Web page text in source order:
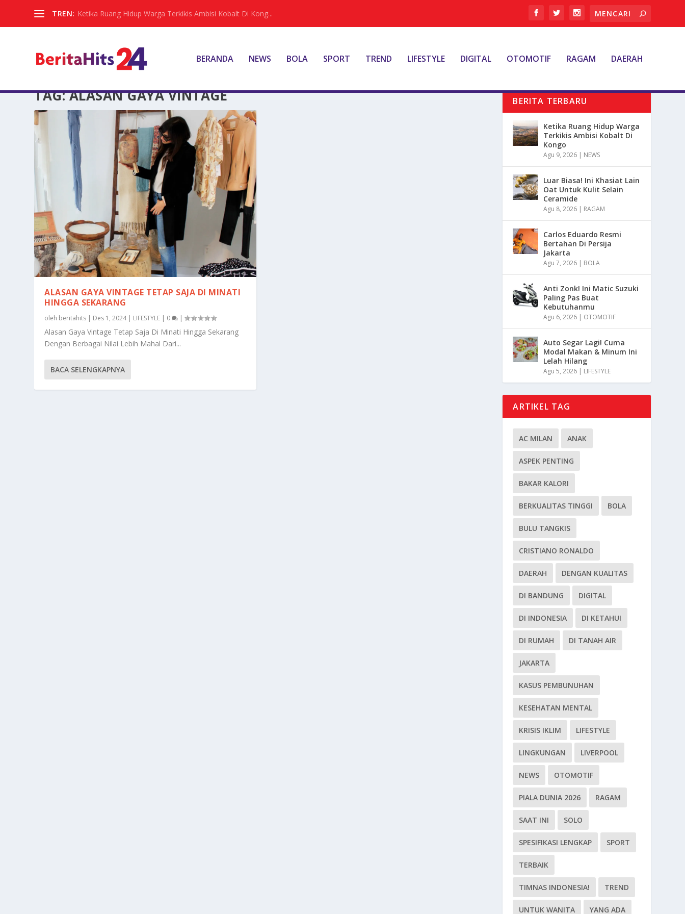
TREN: Ketika Ruang Hidup Warga Terkikis Ambisi Kobalt Di Kong...
BERANDA NEWS BOLA SPORT TREND LIFESTYLE DIGITAL OTOMOTIF RAGAM DAERAH
TAG:ALASAN GAYA VINTAGE
ALASAN GAYA VINTAGE TETAP SAJA DI MINATI
HINGGA SEKARANG
oleh beritahits | Des 1, 2024| LIFESTYLE | 0 |
Alasan Gaya Vintage Tetap Saja Di Minati Hingga Sekarang
Dengan Berbagai Nilai Lebih Mahal Dari...
BACA SELENGKAPNYA
BERITA TERBARU
Ketika Ruang Hidup Warga
Terkikis Ambisi Kobalt Di
Kongo
Agu 9, 2026 | NEWS
Luar Biasa! Ini Khasiat Lain
Oat Untuk Kulit Selain
Ceramide
Agu 8, 2026 | RAGAM
Carlos Eduardo Resmi
Bertahan Di Persija
Jakarta
Agu 7, 2026 | BOLA
Anti Zonk! Ini Matic Suzuki
Paling Pas Buat
Kebutuhanmu
Agu 6, 2026 | OTOMOTIF
Auto Segar Lagi! Cuma
Modal Makan & Minum Ini
Lelah Hilang
Agu 5, 2026 | LIFESTYLE
ARTIKEL TAG
AC MILAN ANAK
ASPEK PENTING
BAKAR KALORI
BERKUALITAS TINGGI BOLA
BULU TANGKIS
CRISTIANO RONALDO
DAERAH DENGAN KUALITAS
DI BANDUNG DIGITAL
DI INDONESIA DI KETAHUI
DI RUMAH DI TANAH AIR
JAKARTA
KASUS PEMBUNUHAN
KESEHATAN MENTAL
KRISIS IKLIM LIFESTYLE
LINGKUNGAN LIVERPOOL
NEWS OTOMOTIF
PIALA DUNIA 2026 RAGAM
SAAT INI SOLO
SPESIFIKASI LENGKAP SPORT
TERBAIK
TIMNAS INDONESIA! TREND
UNTUK WANITA YANG ADA